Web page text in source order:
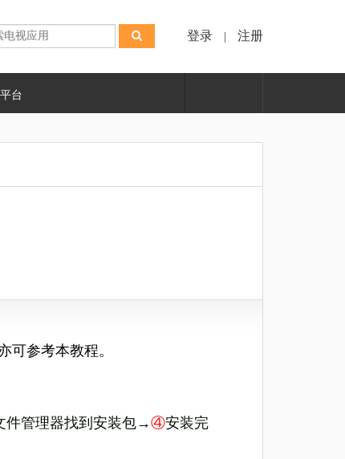
登录 注册
台
可参考本教程。
件管理器找到安装包→④安装完